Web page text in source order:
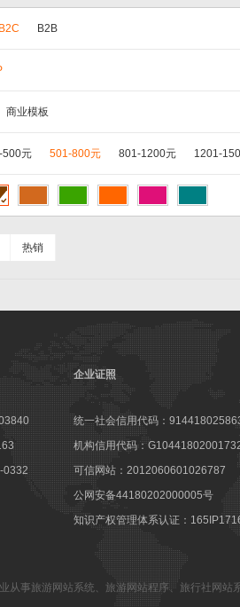
B2B
商业模板
500元 501-800元 801-1200元 1201-
热销
0332
企业证照
统一社会信用代码：
机构信用代码：
可信网站：2012060601026787
公网安备44180202000005号
知识产权管理体系认证：
从事旅游网站系统 旅游网站程序、 旅行社网站